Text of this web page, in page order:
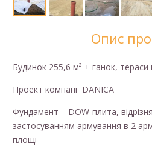
Опис
Будинок 255,6 м² + ганок,
Проект компанії DANICA
Фундамент – DOW-плита,
застосуванням армування в 2
площі